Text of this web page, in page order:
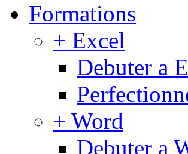
Formations
+ Excel
Debuter a
+ Word
Debuter a